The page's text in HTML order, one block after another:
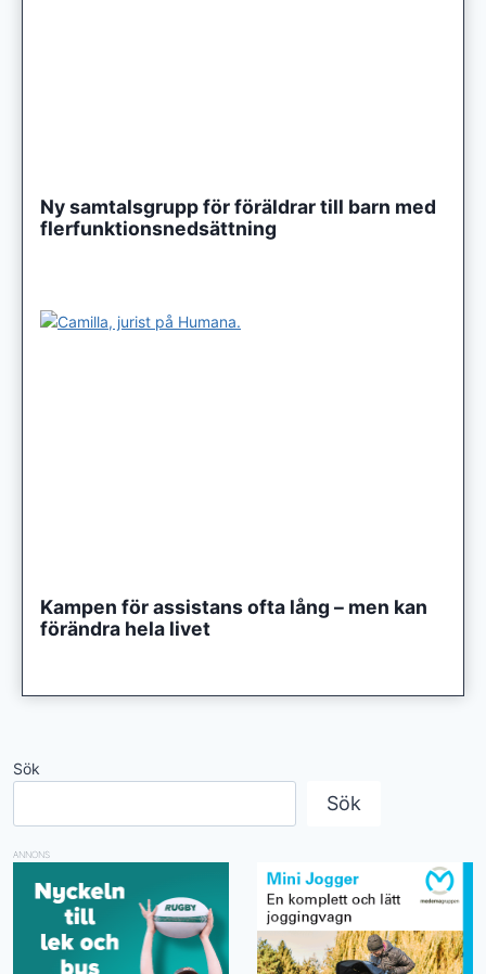
Ny samtalsgrupp för föräldrar till barn med
flerfunktionsnedsättning
Kampen för assistans ofta lång – men kan
förändra hela livet
Sök
Sök
ANNONS